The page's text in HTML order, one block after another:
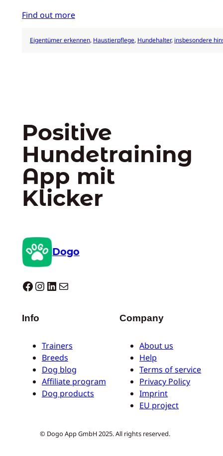
Find out more
Eigentümer erkennen, Haustierpflege, Hundehalter, insbesondere
Positive
Hundetraining
App mit
Klicker
Dogo
Dogo facebook InstagramLinkedIn E-Mail
Info
Trainers
Breeds
Dog blog
Affiliate program
Dog products
Company
About us
Help
Terms of service
Privacy Policy
Imprint
EU project
© Dogo App GmbH 2025. All rights reserved.